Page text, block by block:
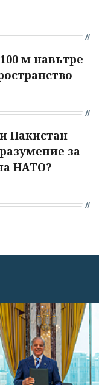
м навътре
Пакистан
за
НАТО?